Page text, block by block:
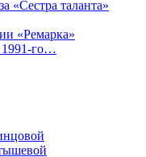
«Сестра таланта»
«Ремарка»
го…